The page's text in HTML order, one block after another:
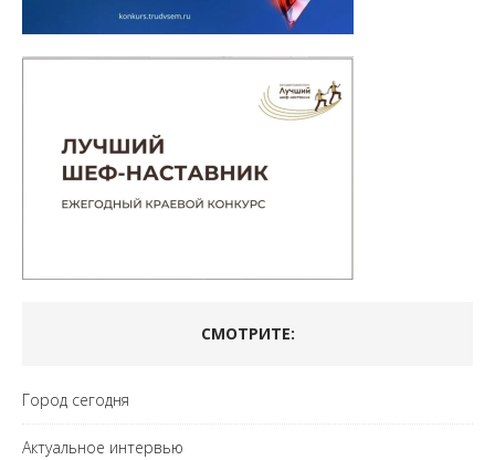
СМОТРИТЕ:
Город сегодня
Актуальное интервью